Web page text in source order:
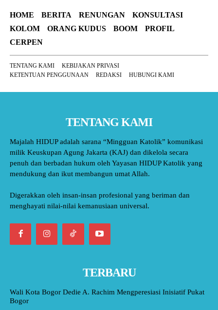
HOME BERITA RENUNGAN
KONSULTASI
KOLOM
ORANG KUDUS BOOM
PROFIL
CERPEN
TENTANG KAMI
KEBIJAKAN PRIVASI
KETENTUAN PENGGUNAAN
REDAKSI HUBUNGI KAMI
TENTANG KAMI
Majalah HIDUP adalah sarana “Mingguan Katolik” komunikasi
milik Keuskupan Agung Jakarta (KAJ) dan dikelola secara
penuh dan berbadan hukum oleh Yayasan HIDUP Katolik yang
mendukung dan ikut membangun umat Allah.
Digerakkan oleh insan-insan profesional yang beriman dan
menghayati nilai-nilai kemanusiaan universal.
TERBARU
Wali Kota Bogor Dedie A. Rachim Mengperesiasi Inisiatif Pukat
Bogor